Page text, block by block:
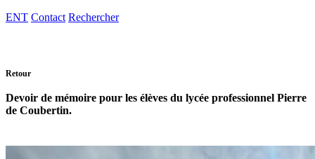
ENT Contact Rechercher
Retour
Devoir de mémoire pour les élèves du lycée professionnel Pierre
de Coubertin.